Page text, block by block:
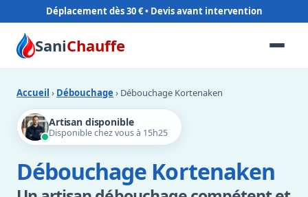
Déplacement dès 30 €
SaniChauffe
Accueil › Débouchage › Débouchage Kortenaken
Artisan disponible
Disponible chez vous à 15h25
Débouchage Kortenaken